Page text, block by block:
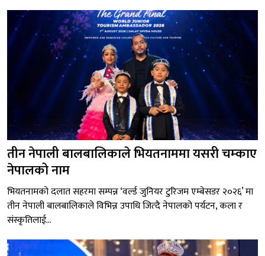
तीन नेपाली बालबालिकाले भियतनाममा यसरी चम्काए
नेपालको नाम
भियतनामको दलात सहरमा सम्पन्न ‘वर्ल्ड जुनियर टुरिजम एम्बेसडर २०२६’ मा
तीन नेपाली बालबालिकाले विभिन्न उपाधि जित्दै नेपालको पर्यटन, कला र
संस्कृतिलाई...